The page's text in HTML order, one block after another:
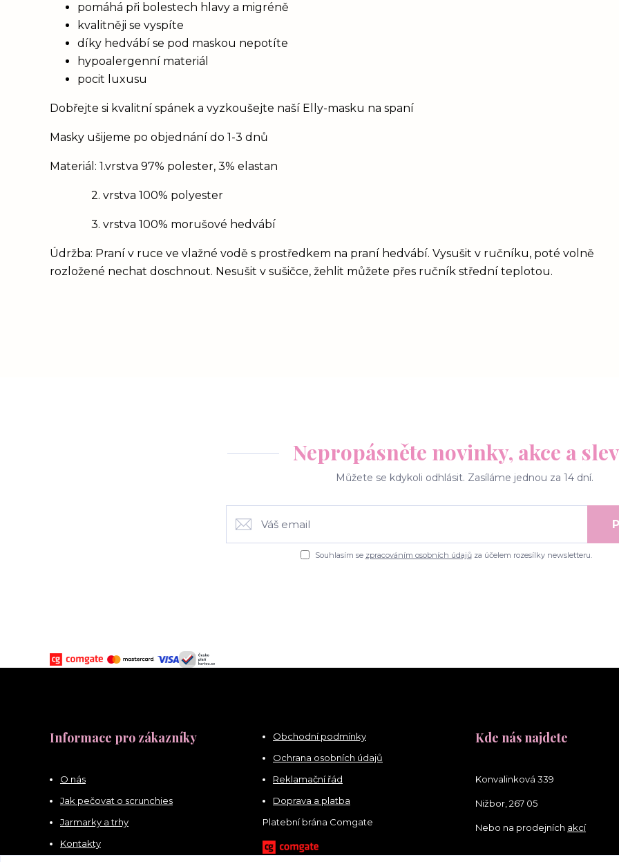
pomáhá při bolestech hlavy a migréně
kvalitněji se vyspíte
díky hedvábí se pod maskou nepotíte
hypoalergenní materiál
pocit luxusu
Dobřejte si kvalitní spánek a vyzkoušejte naší Elly-masku na spaní
Masky ušijeme po objednání do 1-3 dnů
Materiál: 1.vrstva 97% polester, 3% elastan
2. vrstva 100% polyester
3. vrstva 100% morušové hedvábí
Údržba: Praní v ruce ve vlažné vodě s prostředkem na praní hedvábí. Vysušit v ručníku, poté volně
rozložené nechat doschnout. Nesušit v sušičce, žehlit můžete přes ručník střední teplotou.
Nepropásněte novinky, akce a
Můžete se kdykoli odhlásit. Zasíláme jednou za 14 dní.
Souhlasím se zpracováním osobních údajůza účelem rozesílky newsletteru.
Informace pro zákazníky
O nás
Jak pečovat o scrunchies
Jarmarky a trhy
Kontakty
Obchodní podmínky
Ochrana osobních údajů
Reklamační řád
Doprava a platba
Platební brána Comgate
Kde nás najdete
Konvalinková 339
Nižbor, 267 05
Nebo na prodejních akcí